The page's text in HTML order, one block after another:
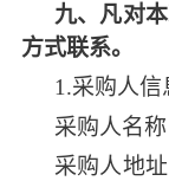
九、凡对
方式联系。
1.采购人信
采购人名
采购人地